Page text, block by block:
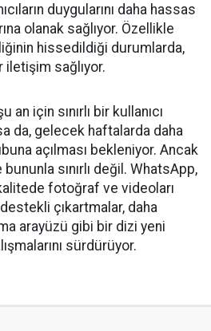
duygularını daha hassas
olanak sağlıyor. Özellikle
hissedildiği durumlarda,
iletişim sağlıyor.
an için sınırlı bir kullanıcı
da, gelecek haftalarda daha
açılması bekleniyor. Ancak
sınırlı değil. WhatsApp,
fotoğraf ve videoları
çıkartmalar, daha
arayüzü gibi bir dizi yeni
sürdürüyor.